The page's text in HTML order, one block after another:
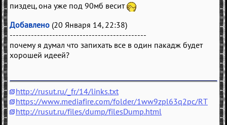
пиздец, она уже под 90мб весит
Добавлено (20 Января 14, 22:38)
---------------------------------------------
почему я думал что запихать все в один пакадж будет
хорошей идеей?
http://rusut.ru/_fr/14/links.txt
https://www.mediafire.com/folder/1ww9zpl63q2pc/RT
http://rusut.ru/files/dump/filesDump.html